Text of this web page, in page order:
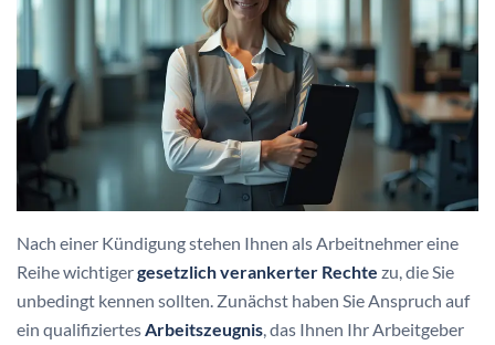
Nach einer Kündigung stehen Ihnen als Arbeitnehmer eine
Reihe wichtigergesetzlich verankerter Rechte zu, die Sie
unbedingt kennen sollten. Zunächst haben Sie Anspruch auf
ein qualifiziertesArbeitszeugnis, das Ihnen Ihr Arbeitgeber